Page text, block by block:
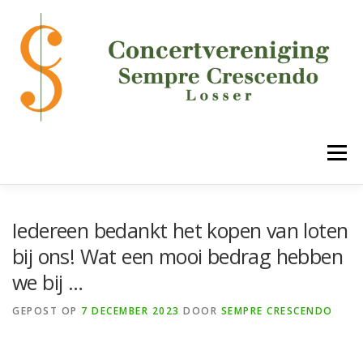
inhoud
Menu
AGENDA
Iedereen bedankt het kopen van loten
bij ons! Wat een mooi bedrag hebben
we bij …
GEPOST OP 7 DECEMBER 2023 DOOR SEMPRE CRESCENDO